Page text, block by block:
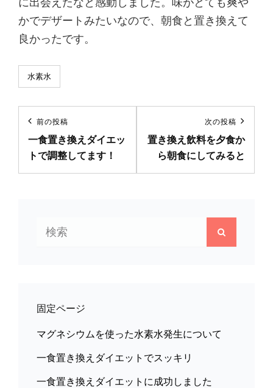
かでデザートみたいなので、朝食と置き換えて
良かったです。
カ
テ
ー
水素水
投
稿
ナ
前
の
投
前の投稿
一食置き換えダイエッ
トで調整してます！
の
次の投稿
置き換え飲料を夕食か
ら朝食にしてみると
索
固定ページ
マグネシウムを使った水素水発生について
一食置き換えダイエットでスッキリ
一食置き換えダイエットに成功しました